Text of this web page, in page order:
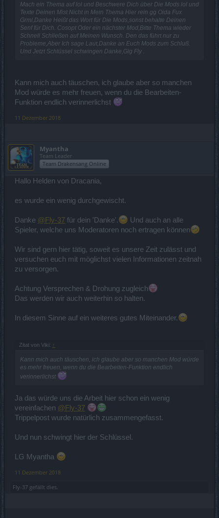
Mach ein Thema auf lol und Beschwere Dich über Die Mods lol und
Texte Deinen Mist Nicht in Mein Thema Hier rein gg Oida Fux
Grml,Danke Heißt das Wort für Die Mods,sonst behalte Deinen
Senf für Dich. Cosopt Oder ein nächster Mod,Bitte Thema wieder
Schnell Schließen auf Meinen Wunsch. Den das führt nur zu
Probleme,Aber Ich sage Laut,Danke an Euch Mods zum Schluß.
Und Jetzt Schlüssel schwingen Danke,Glg Fly .
Kann mich auch täuschen, ich glaube aber so manchen
Mod würde es mehr freuen, wenn du die Bearbeiten-
Funktion endlich verinnerlichst
11 Dezember 2018
Myantha
Team Leader
Team Drakensang Online
Hallo Helden von Dracania,
es wurde ein wenig durchgewischt.
Danke @Fly-37 für dein 'Danke'.
Und auch an alle
Spieler, welche uns Moderatoren noch ertragen können
Wir sind gern hier tätig, soweit es unsere Zeit zulässt und
versuchen euch mit möglichst vielen Informationen zeitnah
zu versorgen.
Achtung Versprechen & Drohung zugleich
Das werden wir auch weiterhin so halten.
In diesem Sinne auf ein weiteres gutes Miteinander.
Zitat von Viki: ↑
Kann mich auch täuschen, ich glaube aber so manchen Mod würde
es mehr freuen, wenn du die Bearbeiten-Funktion endlich
verinnerlichst
Ja das würde uns die Arbeit hier schon ein wenig
vereinfachen @Fly-37
Trippelpost wurde natürlich zusammengefasst.
Und nun schwingt hier der Schlüssel.
LG Myantha
11 Dezember 2018
Fly-37 gefällt dies.